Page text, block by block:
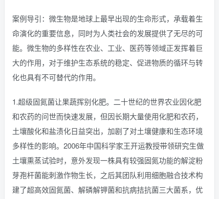
案例导引：微生物是地球上最早出现的生命形式，承载着生
命演化的重要信息，同时为人类社会的发展提供了无尽的可
能。微生物的多样性在农业、工业、医药等领域正发挥着巨
大的作用，对于维护生态系统的稳定、促进物质的循环与转
化也具有不可替代的作用。
1.超级固氮菌让果蔬挥别化肥。二十世纪的世界农业因化肥
和农药的问世而快速发展，但因长期大量使用化肥和农药，
土壤酸化和盐渍化日益突出，加剧了对土壤健康和生态环境
多样性的影响。2006年中国科学家王开运教授带领研究生做
土壤熏蒸试验时，意外发现一株具有较强固氮功能的解淀粉
芽孢杆菌能刺激作物生长，之后其团队利用细胞融合技术构
建了超高效固氮菌、解磷解钾菌和抗病拮抗菌三大菌系，优